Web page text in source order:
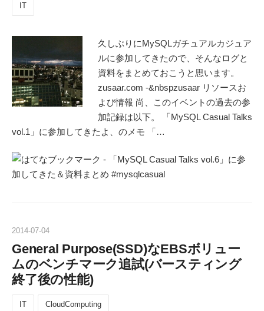
IT
久しぶりにMySQLガチュアルカジュア
ルに参加してきたので、そんなログと
資料をまとめておこうと思います。
zusaar.com -&nbspzusaar リソースお
よび情報 尚、このイベントの過去の参
加記録は以下。 「MySQL Casual Talks
vol.1」に参加してきたよ、のメモ 「…
2014-07-04
General Purpose(SSD)なEBSボリュー
ムのベンチマーク追試(バースティング
終了後の性能)
IT CloudComputing